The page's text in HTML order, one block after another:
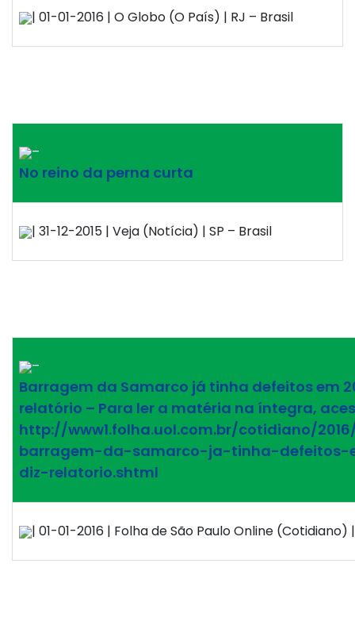
| 01-01-2016 | O Globo (O País) | RJ – Brasil
–
No reino da perna curta
| 31-12-2015 | Veja (Notícia) | SP – Brasil
–
Barragem da Samarco já tinha defeitos em
relatório – Para ler a matéria na íntegra,
http://www1.folha.uol.com.br/cotidiano/2016/
barragem-da-samarco-ja-tinha-defeitos-
diz-relatorio.shtml
| 01-01-2016 | Folha de São Paulo Online (Cotidiano)